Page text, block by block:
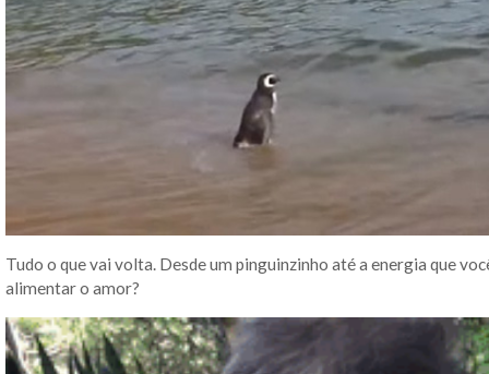
Tudo o que vai volta. Desde um pinguinzinho até a energia que
alimentar o amor?